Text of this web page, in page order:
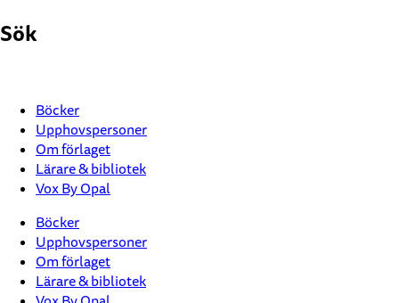
till
Sök
Böcker
Upphovspersoner
Om förlaget
Lärare & bibliotek
Vox By Opal
Böcker
Upphovspersoner
Om förlaget
Lärare & bibliotek